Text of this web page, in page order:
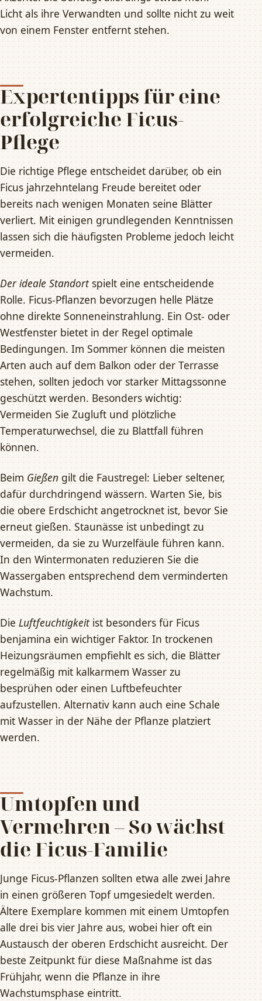
Licht als ihre Verwandten und sollte nicht zu weit
von einem Fenster entfernt stehen.
Expertentipps für eine
erfolgreiche Ficus-
Pflege
Die richtige Pflege entscheidet darüber, ob ein
Ficus jahrzehntelang Freude bereitet oder
bereits nach wenigen Monaten seine Blätter
verliert. Mit einigen grundlegenden Kenntnissen
lassen sich die häufigsten Probleme jedoch leicht
vermeiden.
Der ideale Standortspielt eine entscheidende
Rolle. Ficus-Pflanzen bevorzugen helle Plätze
ohne direkte Sonneneinstrahlung. Ein Ost- oder
Westfenster bietet in der Regel optimale
Bedingungen. Im Sommer können die meisten
Arten auch auf dem Balkon oder der Terrasse
stehen, sollten jedoch vor starker Mittagssonne
geschützt werden. Besonders wichtig:
Vermeiden Sie Zugluft und plötzliche
Temperaturwechsel, die zu Blattfall führen
können.
Beim Gießen gilt die Faustregel: Lieber seltener,
dafür durchdringend wässern. Warten Sie, bis
die obere Erdschicht angetrocknet ist, bevor Sie
erneut gießen. Staunässe ist unbedingt zu
vermeiden, da sie zu Wurzelfäule führen kann.
In den Wintermonaten reduzieren Sie die
Wassergaben entsprechend dem verminderten
Wachstum.
Die Luftfeuchtigkeitist besonders für Ficus
benjamina ein wichtiger Faktor. In trockenen
Heizungsräumen empfiehlt es sich, die Blätter
regelmäßig mit kalkarmem Wasser zu
besprühen oder einen Luftbefeuchter
aufzustellen. Alternativ kann auch eine Schale
mit Wasser in der Nähe der Pflanze platziert
werden.
Umtopfen und
Vermehren – So wächst
die Ficus-Familie
Junge Ficus-Pflanzen sollten etwa alle zwei Jahre
in einen größeren Topf umgesiedelt werden.
Ältere Exemplare kommen mit einem Umtopfen
alle drei bis vier Jahre aus, wobei hier oft ein
Austausch der oberen Erdschicht ausreicht. Der
beste Zeitpunkt für diese Maßnahme ist das
Frühjahr, wenn die Pflanze in ihre
Wachstumsphase eintritt.